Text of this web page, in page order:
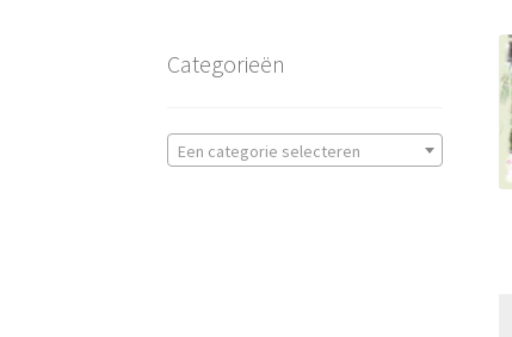
Categorieën
Een categorie selecteren